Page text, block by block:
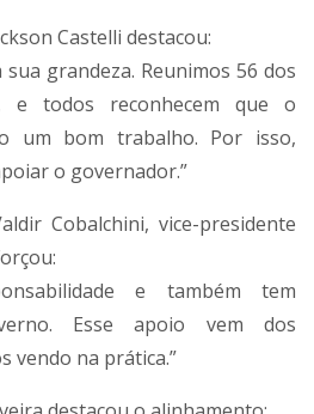
Castelli destacou:
grandeza. Reunimos 56 dos
e todos reconhecem que o
um bom trabalho. Por isso,
o governador.”
Cobalchini, vice-presidente
e também tem
Esse apoio vem dos
vendo na prática.”